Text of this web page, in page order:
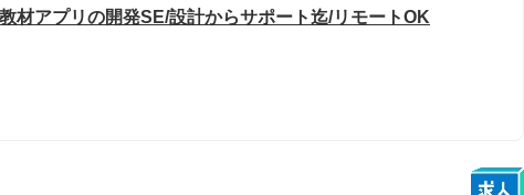
材アプリの開発SE/設計からサポート迄/リモートOK